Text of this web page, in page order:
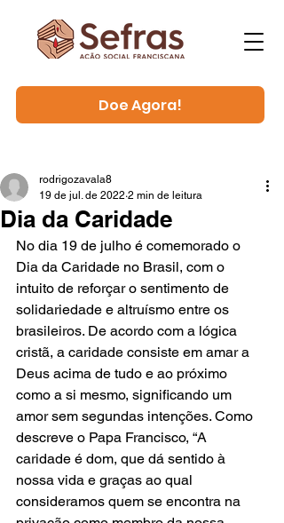
Doe Agora!
Dia da Caridade
rodrigozavala8
19 de jul. de 2022 2 min de leitura
No dia 19 de julho é comemorado o
Dia da Caridade no Brasil, com o
intuito de reforçar o sentimento de
solidariedade e altruísmo entre os
brasileiros. De acordo com a lógica
cristã, a caridade consiste em amar a
Deus acima de tudo e ao próximo
como a si mesmo, significando um
amor sem segundas intenções. Como
descreve o Papa Francisco, “A
caridade é dom, que dá sentido à
nossa vida e graças ao qual
consideramos quem se encontra na